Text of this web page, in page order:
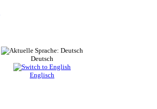
Deutsch
Englisch